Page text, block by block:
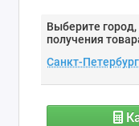
Выберите
получения